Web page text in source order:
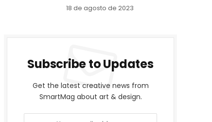
18 de agosto de 2023
Subscribe to Updates
Get the latest creative news from
SmartMag about art & design.